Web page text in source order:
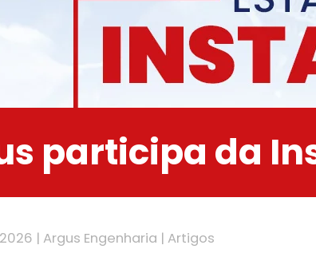
participa da
| Argus Engenharia | Artigos